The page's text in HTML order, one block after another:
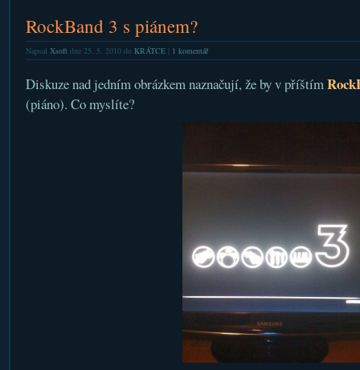
RockBand 3 s piánem?
Napsal Xsoftdne 25. 5. 2010 do KRÁTCE| 1 komentář
Diskuze nad jedním obrázkem naznačují, že by v příštím
(piáno). Co myslíte?